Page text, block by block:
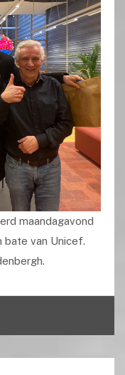
maandagavond
bate van Unicef.